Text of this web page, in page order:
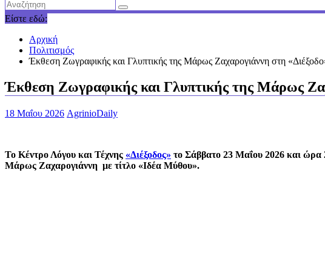
Είστε εδώ:
Αρχική
Πολιτισμός
Έκθεση Ζωγραφικής και Γλυπτικής της Μάρως Ζαχαρογιάννη στη
Έκθεση Ζωγραφικής και Γλυπτικής της Μάρως
18 Μαΐου 2026 AgrinioDaily
Το Κέντρο Λόγου και Τέχνης «Διέξοδος» το Σάββατο 23 Μαΐου 2026 και ώρα
Μάρως Ζαχαρογιάννη με τίτλο «Ιδέα Μύθου».